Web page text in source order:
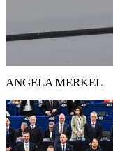
ANGELA MERKEL